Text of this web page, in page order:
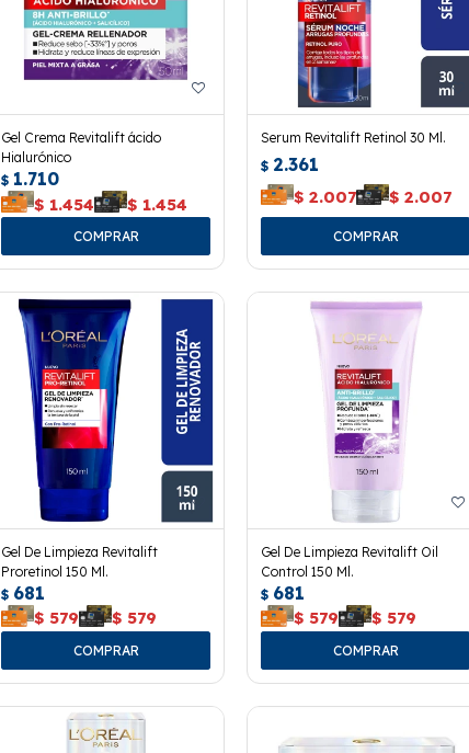
Gel Crema Revitalift ácido
Hialurónico
$ 1.710
$ 1.454 $ 1.454
Serum Revitalift Retinol 30 Ml.
$ 2.361
$ 2.007 $ 2.007
Gel De Limpieza Revitalift
Proretinol 150 Ml.
$ 681
$ 579 $ 579
Gel De Limpieza Revitalift Oil
Control 150 Ml.
$ 681
$ 579 $ 579